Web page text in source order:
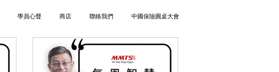
學員心聲 商店 聯絡我們 中國保險圓桌大會